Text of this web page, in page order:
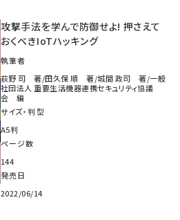
攻撃手法を学んで防御せよ! 押さえて
おくべきIoTハッキング
執筆者
荻野 司 著/田久保 順 著/城間 政司 著/一般
社団法人 重要生活機器連携セキュリティ協議
会 編
サイズ・判型
A5判
ページ数
144
発売日
2022/06/14